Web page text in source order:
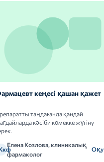
кеңесі қашан қажет
таңдағанда қандай
кәсіби көмекке жүгіну
Елена Козлова, клиникалық
фармаколог
Оқу